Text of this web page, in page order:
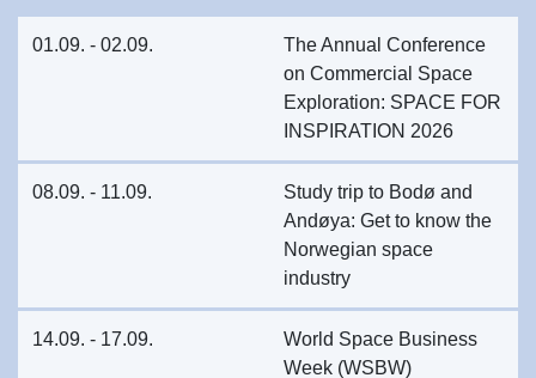
01.09. - 02.09.
The Annual Conference
on Commercial Space
Exploration: SPACE FOR
INSPIRATION 2026
08.09. - 11.09.
Study trip to Bodø and
Andøya: Get to know the
Norwegian space
industry
14.09. - 17.09.
World Space Business
Week (WSBW)